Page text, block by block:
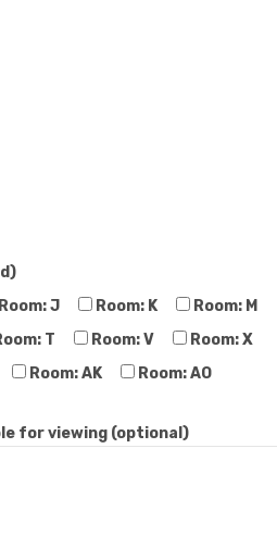
Room: J Room: K
Room: M
T Room: V
Room: X
Room: AK Room: AO
for viewing (optional)